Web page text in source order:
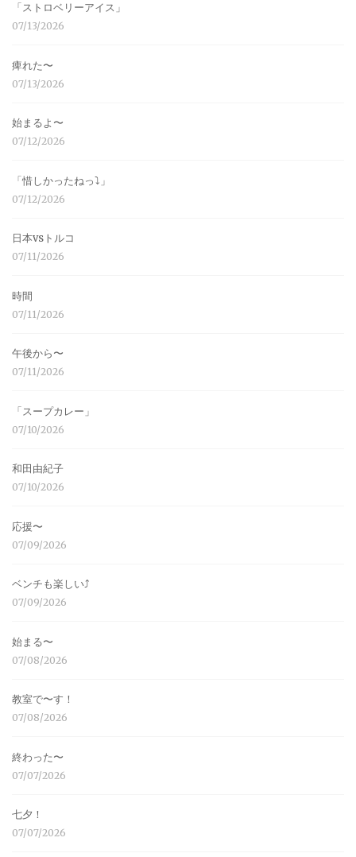
「ストロベリーアイス」
07/13/2026
痺れた〜
07/13/2026
始まるよ〜
07/12/2026
「惜しかったねっ⤵︎」
07/12/2026
日本vsトルコ
07/11/2026
時間
07/11/2026
午後から〜
07/11/2026
「スープカレー」
07/10/2026
和田由紀子
07/10/2026
応援〜
07/09/2026
ベンチも楽しい⤴︎
07/09/2026
始まる〜
07/08/2026
教室で〜す！
07/08/2026
終わった〜
07/07/2026
七夕！
07/07/2026